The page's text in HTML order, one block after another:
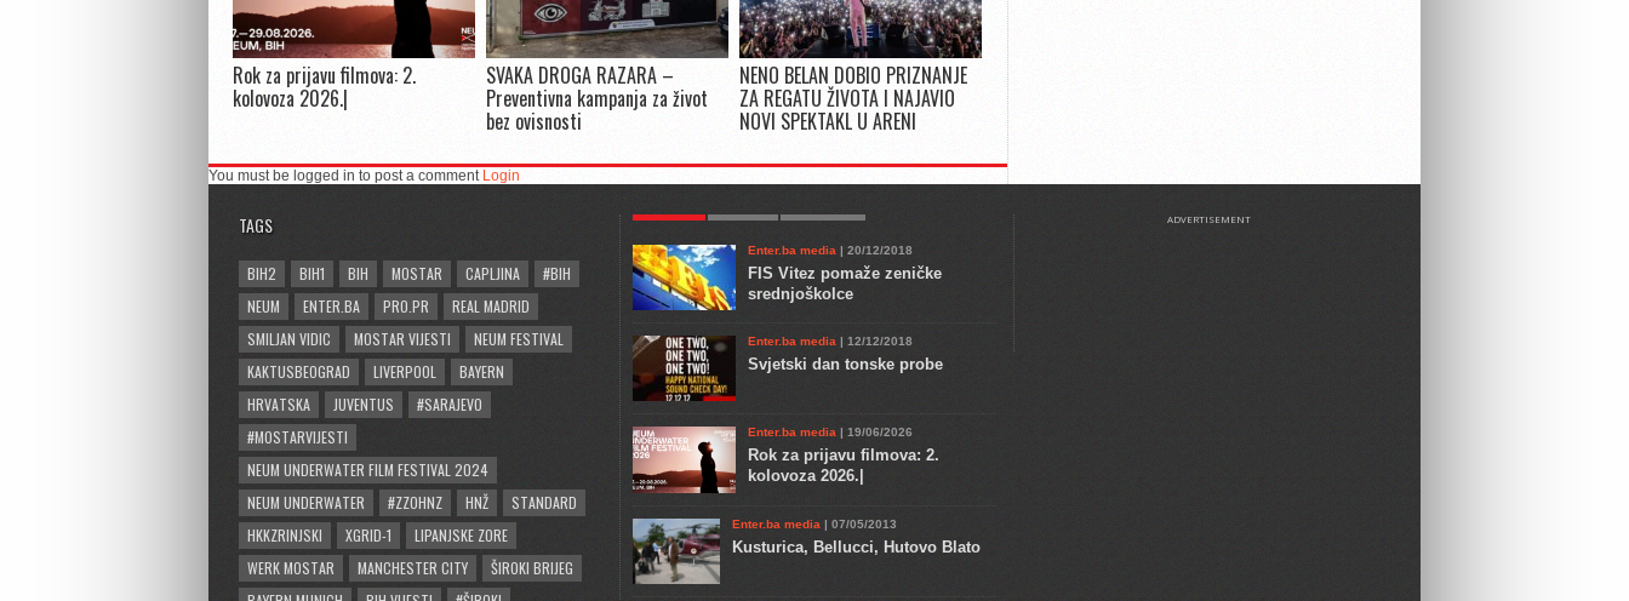
Rok za prijavu filmova: 2.
kolovoza 2026.|
SVAKA DROGA RAZARA –
Preventivna kampanja za život
bez ovisnosti
NENO BELAN DOBIO PRIZNANJE
ZA REGATU ŽIVOTA I NAJAVIO
NOVI SPEKTAKL U ARENI
You must be logged in to post a comment Login
TAGS
BIH2 BIH1 BIH MOSTAR CAPLJINA
#BIH
NEUM
ENTER.BA PRO.PR
REAL MADRID
SMILJAN VIDIC
MOSTAR VIJESTI
NEUM FESTIVAL
KAKTUSBEOGRAD
LIVERPOOL
BAYERN
HRVATSKA
JUVENTUS
#SARAJEVO
#MOSTARVIJESTI
NEUM UNDERWATER FILM FESTIVAL 2024
NEUM UNDERWATER
#ZZOHNZ HNŽ
STANDARD
HKKZRINJSKI
XGRID-1
LIPANJSKE ZORE
WERK MOSTAR
MANCHESTER CITY
ŠIROKI BRIJEG
Enter.ba media | 20/12/2018
FIS Vitez pomaže zeničke
srednjoškolce
Enter.ba media | 12/12/2018
Svjetski dan tonske probe
Enter.ba media | 19/06/2026
Rok za prijavu filmova: 2.
kolovoza 2026.|
Enter.ba media | 07/05/2013
Kusturica, Bellucci, Hutovo Blato
ADVERTISEMENT